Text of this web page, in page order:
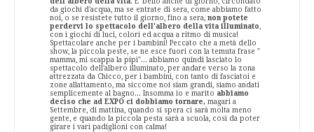
da giochi d'acqua, ma se entrate di sera, come abbiamo fatto
noi, o se resistete tutto il giorno, fino a sera, non potete
perdervi lo spettacolo dell'albero della vita illuminato,
con i giochi di luci, colori ed acqua a ritmo di musica!
Spettacolare anche per i bambini! Peccato che a metà dello
show, la piccola peste, se ne esce fuori con la temuta frase "
mamma, mi scappa la pipì"... abbiamo quindi lasciato lo
spettacolo dell'albero illuminato, per andare verso la zona
attrezzata da Chicco, per i bambini, con tanto di fasciatoi e
zone allattamento, ma siccome noi siam grandi, siamo andati
semplicemente al bagno... Insomma io e marito abbiamo
deciso che ad EXPO ci dobbiamo tornare, magari a
Settembre, di mattina, quando si spera ci sarà molta meno
gente, e quando la piccola pesta sarà a scuola, così da poter
girare i vari padiglioni con calma!